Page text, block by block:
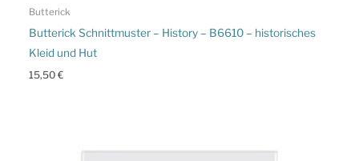
Butterick
Butterick Schnittmuster – History – B6610 – historisches
Kleid und Hut
15,50€